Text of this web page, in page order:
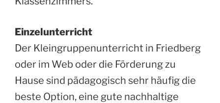
Einzelunterricht
Der Kleingruppenunterricht in Friedberg
oder im Web oder die Förderung zu
Hause sind pädagogisch sehr häufig die
beste Option, eine gute nachhaltige